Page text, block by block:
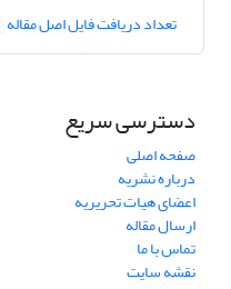
تعداد دریافت فایل اصل مقاله
دسترسی سریع
صفحه اصلی
درباره نشریه
اعضای هیات تحریریه
ارسال مقاله
تماس با ما
نقشه سایت